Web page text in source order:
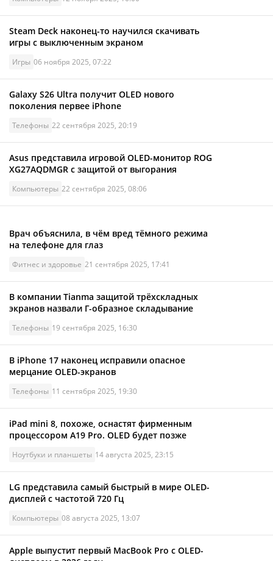
Steam Deck наконец-то научился скачивать
игры с выключенным экраном
Игры 06 ноября 2025, 07:22
Galaxy S26 Ultra получит OLED нового
поколения первее iPhone
Телефоны 22 сентября 2025, 20:19
Asus представила игровой OLED-монитор ROG
XG27AQDMGR с защитой от выгорания
Компьютеры 22 сентября 2025, 08:06
Врач объяснила, в чём вред тёмного режима
на телефоне для глаз
Фитнес и здоровье 21 сентября 2025, 17:41
В компании Tianma защитой трёхскладных
экранов назвали Г-образное складывание
Телефоны 19 сентября 2025, 16:30
В iPhone 17 наконец исправили опасное
мерцание OLED-экранов
Телефоны 11 сентября 2025, 19:30
iPad mini 8, похоже, оснастят фирменным
процессором A19 Pro. OLED будет позже
Ноутбуки и планшеты 14 августа 2025, 23:15
LG представила самый быстрый в мире OLED-
дисплей с частотой 720 Гц
Компьютеры 08 августа 2025, 13:07
Apple выпустит первый MacBook Pro с OLED-